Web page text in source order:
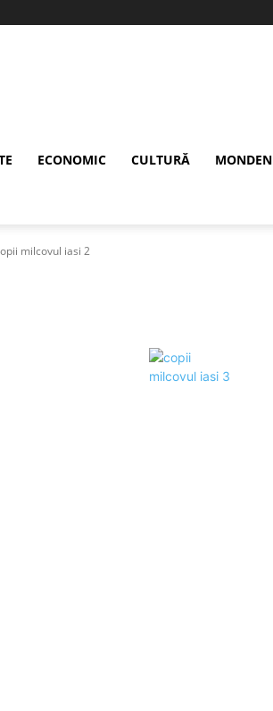
ECONOMIC CULTURĂ MONDEN
milcovul iasi 2